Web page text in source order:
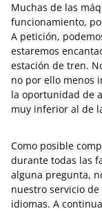
Muchas de las
funcionamiento,
A petición,
estaremos
estación de tren.
no por ello menos
la oportunidad de
muy inferior al de
Como posible
durante todas las
alguna pregunta,
nuestro servicio
idiomas. A